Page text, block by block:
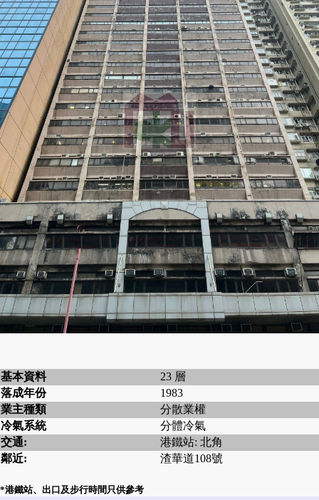
基本資料
23 層
落成年份
1983
業主種類
分散業權
冷氣系統
分體冷氣
交通:
港鐵站: 北角
鄰近:
渣華道108號
*港鐵站、出口及步行時間只供參考